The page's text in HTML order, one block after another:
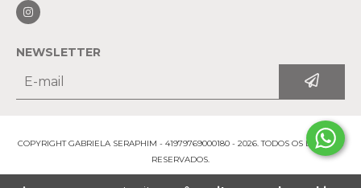
NEWSLETTER
COPYRIGHT GABRIELA SERAPHIM - 41979769000180 - 2026. TODOS OS DIREITOS
RESERVADOS.